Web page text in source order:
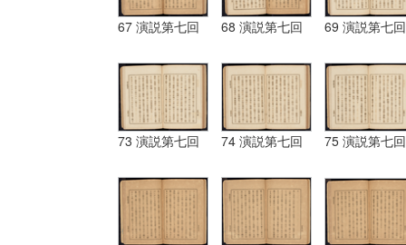
67 演説第七回 68 演説第七回 69 演説第七回
73 演説第七回 74 演説第七回 75 演説第七回